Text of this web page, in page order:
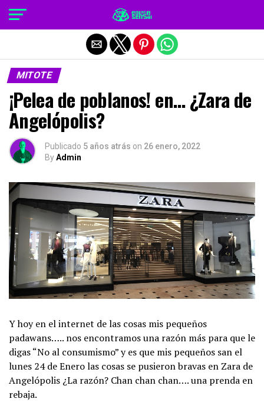
MITOTE
¡Pelea de poblanos! en… ¿Zara de
Angelópolis?
Publicado 5 años atrás on 26 enero, 2022
ByAdmin
Y hoy en el internet de las cosas mis pequeños
padawans….. nos encontramos una razón más para que le
digas “No al consumismo” y es que mis pequeños san el
lunes 24 de Enero las cosas se pusieron bravas en Zara de
Angelópolis ¿La razón? Chan chan chan…. una prenda en
rebaja.
Salir de la versión móvil